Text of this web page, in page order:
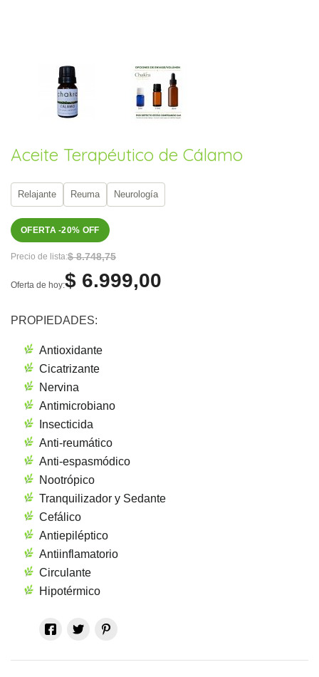
Aceite Terapéutico de Cálamo
Relajante Reuma Neurología
OFERTA -20% OFF
Precio de lista:$ 8.748,75
Oferta de hoy:$ 6.999,00
PROPIEDADES:
Antioxidante
Cicatrizante
Nervina
Antimicrobiano
Insecticida
Anti-reumático
Anti-espasmódico
Nootrópico
Tranquilizador y Sedante
Cefálico
Antiepiléptico
Antiinflamatorio
Circulante
Hipotérmico